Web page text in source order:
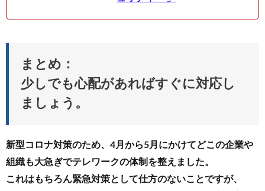
まとめ：
少しでも心配があればすぐに対応し
ましょう。
新型コロナ対策のため、4月から5月にかけてどこの企業や
組織も大急ぎでテレワークの体制を整えました。
これはもちろん緊急対策として仕方のないことですが、